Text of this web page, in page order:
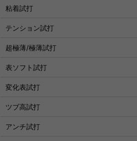
粘着試打
テンション試打
超極薄/極薄試打
表ソフト試打
変化表試打
ツブ高試打
アンチ試打